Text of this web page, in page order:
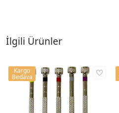
İlgili Ürünler
Kargo
Bedava